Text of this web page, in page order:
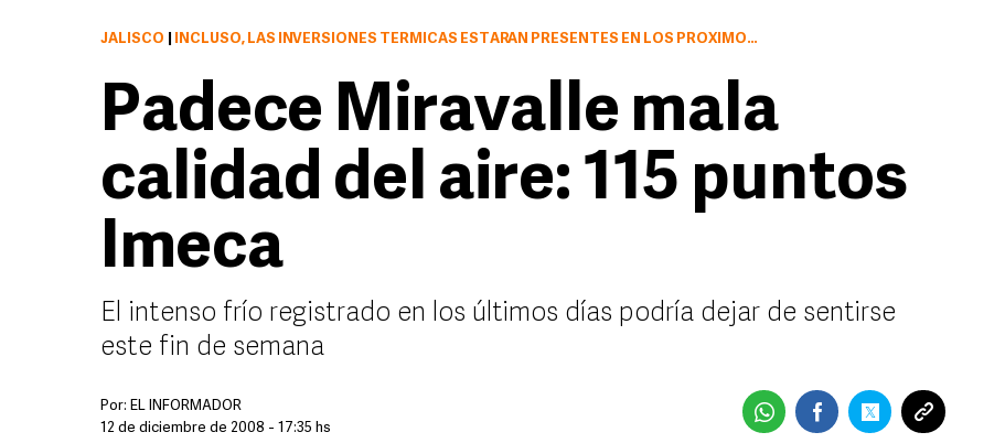
JALISCO INCLUSO, LAS INVERSIONES TÉRMICAS ESTARÁN PRESENTES EN LOS PRÓXIMOS TRES DÍAS CON ESPESORES QUE IRÁN DE LOS 40 A LOS 70 METROS
Padece Miravalle mala
calidad del aire: 115 puntos
Imeca
El intenso frío registrado en los últimos días podría dejar de sentirse
este fin de semana
Por: EL INFORMADOR
12 de diciembre de 2008 - 17:35 hs